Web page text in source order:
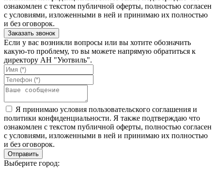
ознакомлен с текстом публичной оферты, полностью согласен
с условиями, изложенными в ней и принимаю их полностью
и без оговорок.
Если у вас возникли вопросы или вы хотите обозначить
какую-то проблему, то вы можете напрямую обратиться к
директору АН "Уютвиль".
Я принимаю условия пользовательского соглашения и
политики конфиденциальности. Я также подтверждаю что
ознакомлен с текстом публичной оферты, полностью согласен
с условиями, изложенными в ней и принимаю их полностью
и без оговорок.
Выберите город: